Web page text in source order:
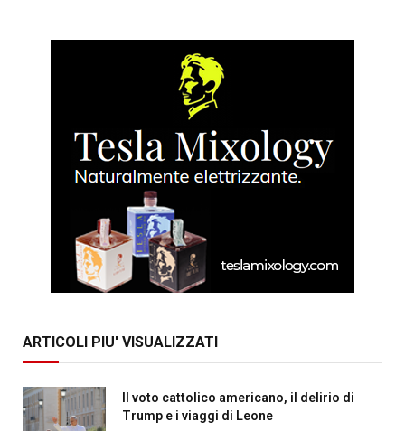
ARTICOLI PIU' VISUALIZZATI
Il voto cattolico americano, il delirio di
Trump e i viaggi di Leone